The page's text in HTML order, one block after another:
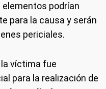
podrían
para la causa y serán
periciales.
víctima fue
para la realización de